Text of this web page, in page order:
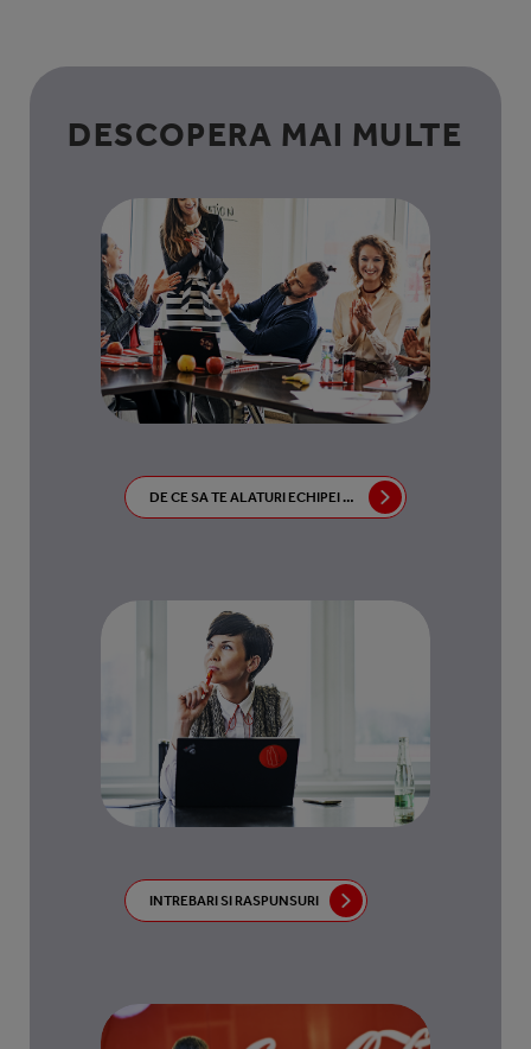
DESCOPERA MAI MULTE
DE CE SA TE ALATURI ECHIPEI NOASTRE
INTREBARI SI RASPUNSURI